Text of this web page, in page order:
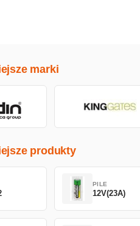
marki
produkty
PILE
12V(23A)